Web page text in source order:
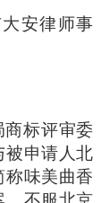
安律师事
标评审委
被申请人北
味美曲香